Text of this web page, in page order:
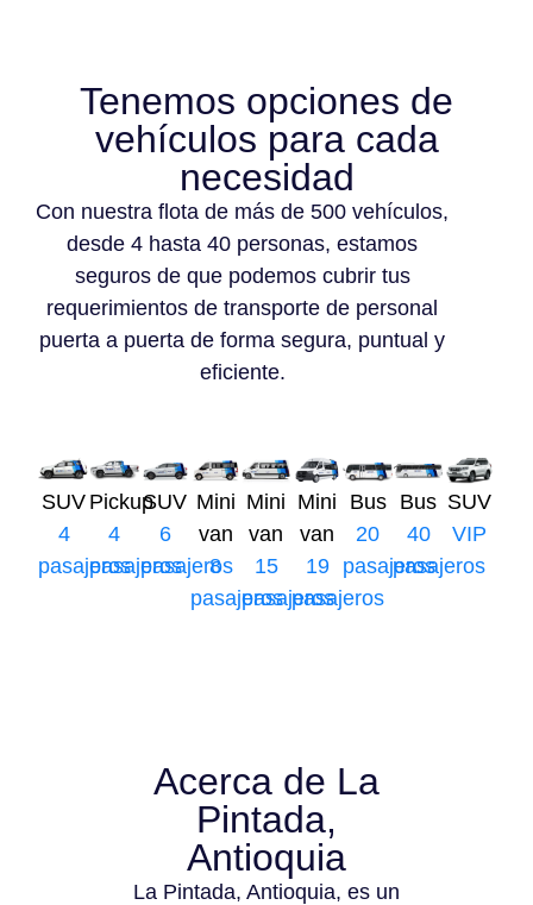
Tenemos opciones de
vehículos para cada
necesidad
Con nuestra flota de más de 500 vehículos,
desde 4 hasta 40 personas, estamos
seguros de que podemos cubrir tus
requerimientos de transporte de personal
puerta a puerta de forma segura, puntual y
eficiente.
SUV
4
pasajeros
Pickup
4
pasajeros
SUV
6
pasajeros
Mini
van
8
pasajeros
Mini
van
15
pasajeros
Mini
van
19
pasajeros
Bus
20
pasajeros
Bus
40
pasajeros
SUV
VIP
Acerca de La
Pintada,
Antioquia
La Pintada, Antioquia, es un